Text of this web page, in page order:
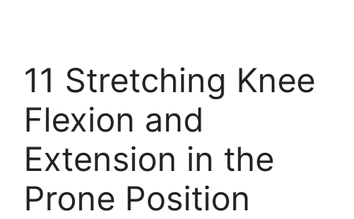
11 Stretching Knee
Flexion and
Extension in the
Prone Position